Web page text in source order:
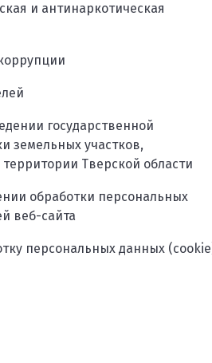
и антинаркотическая
государственной
земельных участков,
Тверской области
обработки персональных
веб-сайта
персональных данных